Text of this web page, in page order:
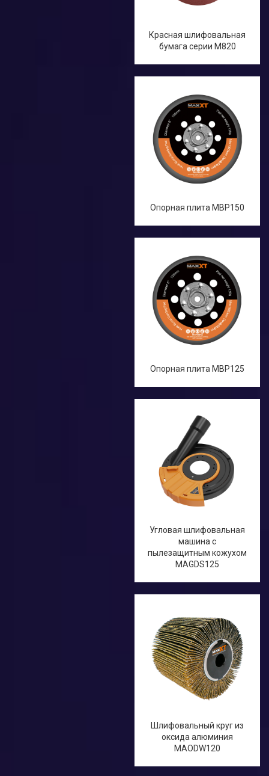
Красная шлифовальная
бумага серии M820
Опорная плита MBP150
Опорная плита MBP125
Угловая шлифовальная
машина с
пылезащитным кожухом
MAGDS125
Шлифовальный круг из
оксида алюминия
MAODW120